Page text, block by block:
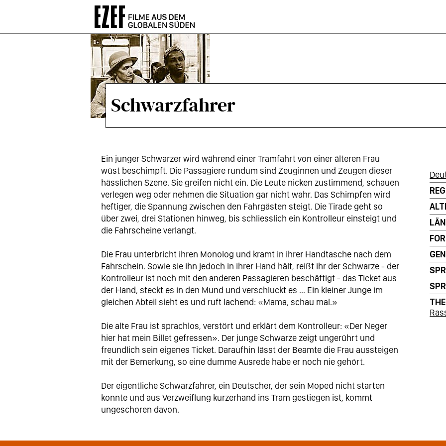
Schwarzfahrer
Ein junger Schwarzer wird während einer Tramfahrt von einer älteren Frau
wüst beschimpft. Die Passagiere rundum sind Zeuginnen und Zeugen dieser
hässlichen Szene. Sie greifen nicht ein. Die Leute nicken zustimmend, schauen
verlegen weg oder nehmen die Situation gar nicht wahr. Das Schimpfen wird
heftiger, die Spannung zwischen den Fahrgästen steigt. Die Tirade geht so
über zwei, drei Stationen hinweg, bis schliesslich ein Kontrolleur einsteigt und
die Fahrscheine verlangt.
Die Frau unterbricht ihren Monolog und kramt in ihrer Handtasche nach dem
Fahrschein. Sowie sie ihn jedoch in ihrer Hand hält, reißt ihr der Schwarze - der
Kontrolleur ist noch mit den anderen Passagieren beschäftigt - das Ticket aus
der Hand, steckt es in den Mund und verschluckt es ... Ein kleiner Junge im
gleichen Abteil sieht es und ruft lachend: «Mama, schau mal.»
Die alte Frau ist sprachlos, verstört und erklärt dem Kontrolleur: «Der Neger
hier hat mein Billet gefressen». Der junge Schwarze zeigt ungerührt und
freundlich sein eigenes Ticket. Daraufhin lässt der Beamte die Frau aussteigen
mit der Bemerkung, so eine dumme Ausrede habe er noch nie gehört.
Der eigentliche Schwarzfahrer, ein Deutscher, der sein Moped nicht starten
konnte und aus Verzweiflung kurzerhand ins Tram gestiegen ist, kommt
ungeschoren davon.